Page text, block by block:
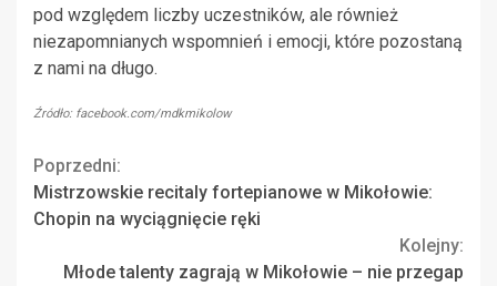
pod względem liczby uczestników, ale również
niezapomnianych wspomnień i emocji, które pozostaną
z nami na długo.
Źródło: facebook.com/mdkmikolow
Continue
Reading
Poprzedni:
Mistrzowskie recitaly fortepianowe w Mikołowie:
Chopin na wyciągnięcie ręki
Kolejny:
Młode talenty zagrają w Mikołowie – nie przegap